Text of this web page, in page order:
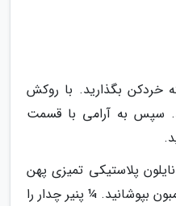
خردکن بگذارید. با روکش
سپس به آرامی با قسمت
پلاستیکی تمیزی پهن
بپوشانید. ¼ پنیر چدار را